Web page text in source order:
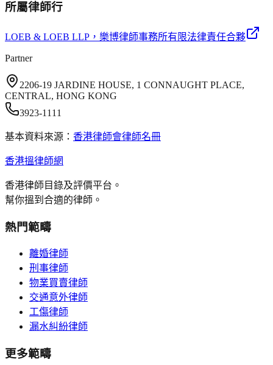
所屬律師行
LOEB & LOEB LLP ，樂博律師事務所有限法律責任合夥
Partner
2206-19 JARDINE HOUSE, 1 CONNAUGHT PLACE,
CENTRAL, HONG KONG
3923-1111
基本資料來源： 香港律師會律師名冊
香港搵律師網
香港律師目錄及評價平台。
幫你搵到合適的律師。
熱門範疇
離婚律師
刑事律師
物業買賣律師
交通意外律師
工傷律師
漏水糾紛律師
更多範疇